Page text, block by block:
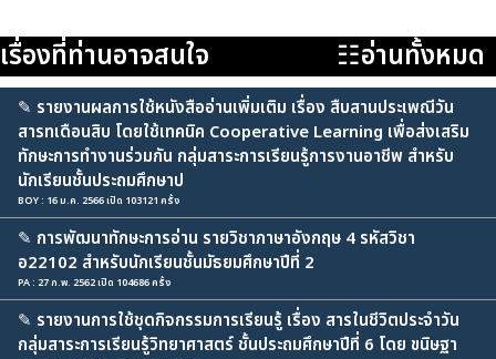
เรื่องที่ท่านอาจสนใจ ☷อ่านทั้งหมด
✎ รายงานผลการใช้หนังสืออ่านเพิ่มเติม เรื่อง สืบสานประเพณีวัน
สารทเดือนสิบ โดยใช้เทคนิค Cooperative Learning เพื่อส่งเสริม
ทักษะการทำงานร่วมกัน กลุ่มสาระการเรียนรู้การงานอาชีพ สำหรับ
นักเรียนชั้นประถมศึกษาป
BOY : 16 ม.ค. 2566 เปิด 103121 ครั้ง
✎ การพัฒนาทักษะการอ่าน รายวิชาภาษาอังกฤษ 4 รหัสวิชา
อ22102 สำหรับนักเรียนชั้นมัธยมศึกษาปีที่ 2
PA : 27 ก.พ. 2562 เปิด 104686 ครั้ง
✎ รายงานการใช้ชุดกิจกรรมการเรียนรู้ เรื่อง สารในชีวิตประจำวัน
กลุ่มสาระการเรียนรู้วิทยาศาสตร์ ชั้นประถมศึกษาปีที่ 6 โดย ขนิษฐา